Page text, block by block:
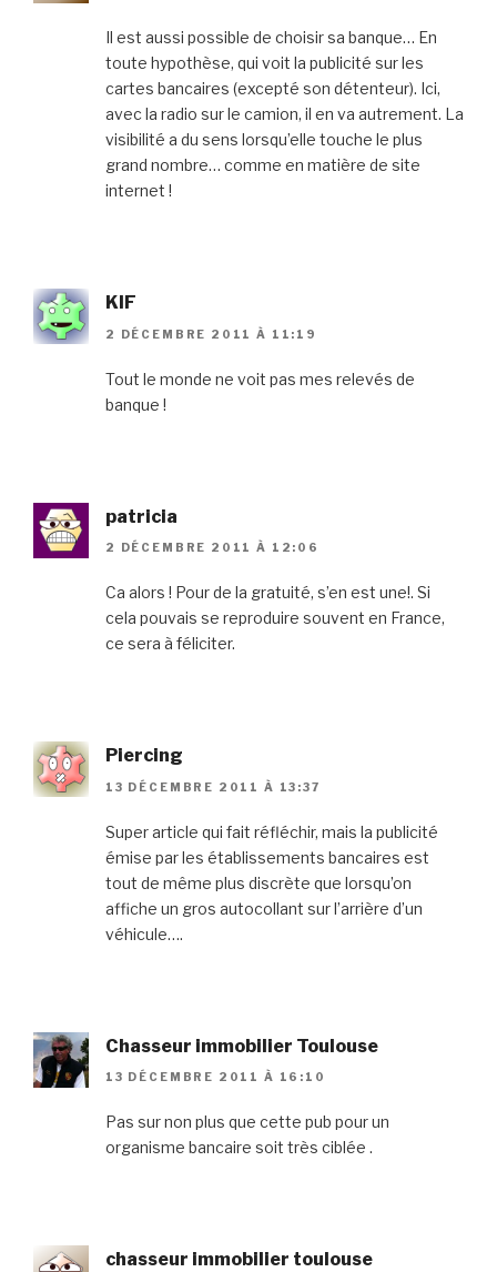
Il est aussi possible de choisir sa banque… En
toute hypothèse, qui voit la publicité sur les
cartes bancaires (excepté son détenteur). Ici,
avec la radio sur le camion, il en va autrement. La
visibilité a du sens lorsqu’elle touche le plus
grand nombre… comme en matière de site
internet !
KIF
2 DÉCEMBRE 2011 À 11:19
Tout le monde ne voit pas mes relevés de
banque !
patricia
2 DÉCEMBRE 2011 À 12:06
Ca alors ! Pour de la gratuité, s’en est une!. Si
cela pouvais se reproduire souvent en France,
ce sera à féliciter.
Piercing
13 DÉCEMBRE 2011 À 13:37
Super article qui fait réfléchir, mais la publicité
émise par les établissements bancaires est
tout de même plus discrète que lorsqu’on
affiche un gros autocollant sur l’arrière d’un
véhicule….
Chasseur immobilier Toulouse
13 DÉCEMBRE 2011 À 16:10
Pas sur non plus que cette pub pour un
organisme bancaire soit très ciblée .
chasseur immobilier toulouse